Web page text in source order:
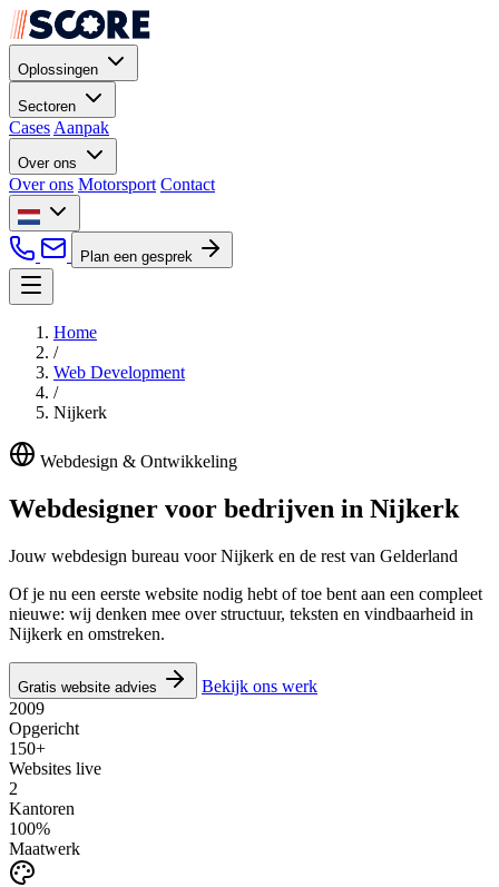
Oplossingen
Sectoren
Cases Aanpak
Over ons
Over ons Motorsport Contact
Plan een gesprek
Home
/
Web Development
/
Nijkerk
Webdesign & Ontwikkeling
Webdesigner voor bedrijven in Nijkerk
Jouw webdesign bureau voor Nijkerk en de rest van Gelderland
Of je nu een eerste website nodig hebt of toe bent aan een compleet
nieuwe: wij denken mee over structuur, teksten en vindbaarheid in
Nijkerk en omstreken.
Gratis website advies
Bekijk ons werk
2009
Opgericht
150+
Websites live
2
Kantoren
100%
Maatwerk